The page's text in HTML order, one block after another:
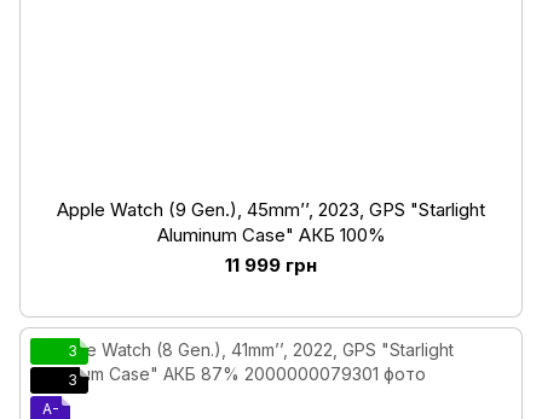
Apple Watch (9 Gen.), 45mm’’, 2023, GPS "Starlight
Aluminum Case" АКБ 100%
11 999 грн
3
3
A-